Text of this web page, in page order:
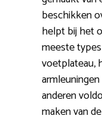
beschikken
helpt bij het
meeste
voetplateau,
anderen
maken van